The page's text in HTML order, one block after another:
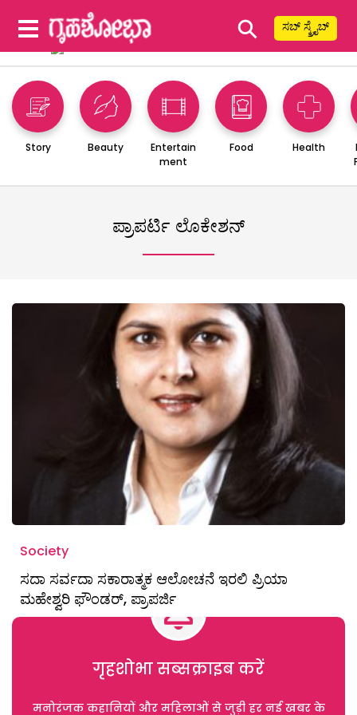
⚲ ಸಬ್ ಸ್ಕ್ರೈಬ್
Story Beauty
Entertain
ment
Food Health
ಪ್ರಾಪರ್ಟಿ ಲೊಕೇಶನ್
Society
ಸದಾ ಸರ್ವದಾ ಸಕಾರಾತ್ಮಕ ಆಲೋಚನೆ ಇರಲಿ ಪ್ರಿಯಾ
ಮಹೇಶ್ವರಿ ಫೌಂಡರ್, ಪ್ರಾಪರ್ಜಿ
गृहशोभा सब्सक्राइब करें
मनोरंजक कहानियों और महिलाओं से जुड़ी हर नई खबर के